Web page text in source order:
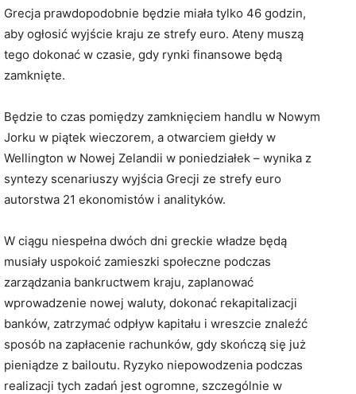
Grecja prawdopodobnie będzie miała tylko 46 godzin,
aby ogłosić wyjście kraju ze strefy euro. Ateny muszą
tego dokonać w czasie, gdy rynki finansowe będą
zamknięte.
Będzie to czas pomiędzy zamknięciem handlu w Nowym
Jorku w piątek wieczorem, a otwarciem giełdy w
Wellington w Nowej Zelandii w poniedziałek – wynika z
syntezy scenariuszy wyjścia Grecji ze strefy euro
autorstwa 21 ekonomistów i analityków.
W ciągu niespełna dwóch dni greckie władze będą
musiały uspokoić zamieszki społeczne podczas
zarządzania bankructwem kraju, zaplanować
wprowadzenie nowej waluty, dokonać rekapitalizacji
banków, zatrzymać odpływ kapitału i wreszcie znaleźć
sposób na zapłacenie rachunków, gdy skończą się już
pieniądze z bailoutu. Ryzyko niepowodzenia podczas
realizacji tych zadań jest ogromne, szczególnie w